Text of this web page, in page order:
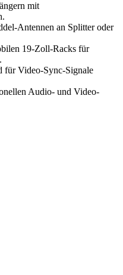
mit
Antennen an Splitter oder
19-Zoll-Racks für
für Video-Sync-Signale
Audio- und Video-